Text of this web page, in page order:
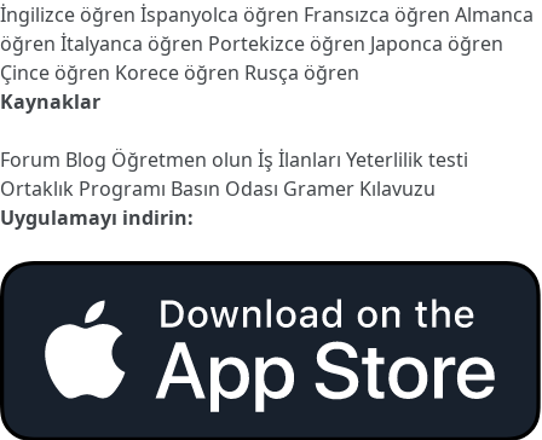
İngilizce öğren İspanyolca öğren Fransızca öğren Almanca
öğren İtalyanca öğren Portekizce öğren Japonca öğren
Çince öğren Korece öğren Rusça öğren
Kaynaklar
Forum Blog Öğretmen olun İş İlanları Yeterlilik testi
Ortaklık Programı Basın Odası Gramer Kılavuzu
Uygulamayı indirin: